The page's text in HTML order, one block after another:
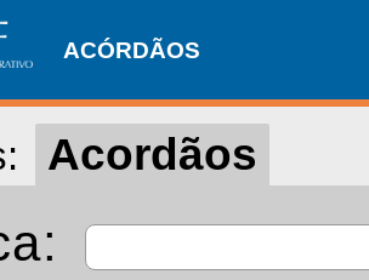
ACÓRDÃOS
Acordãos